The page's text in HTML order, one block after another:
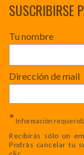
SUSCRIBIRSE
Tu nombre
Dirección de mail
* Información
Recibirás sólo un
Podrás cancelar tu